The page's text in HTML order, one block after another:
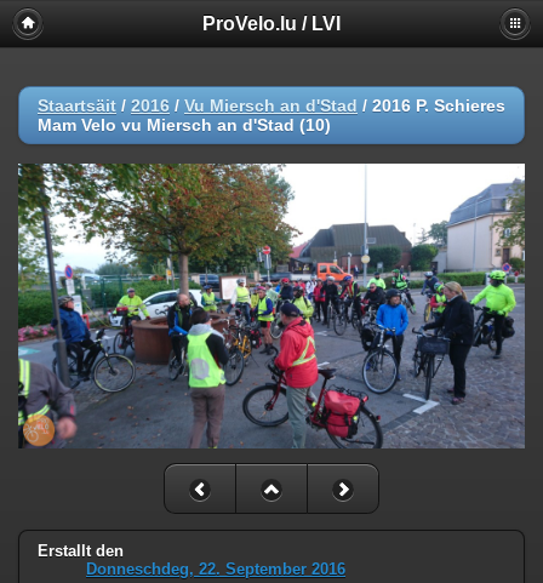
ProVelo.lu / LVI
Staartsäit / 2016 / Vu Miersch an d'Stad / 2016 P. Schieres
Mam Velo vu Miersch an d'Stad (10)
Erstallt den
Donneschdeg, 22. September 2016